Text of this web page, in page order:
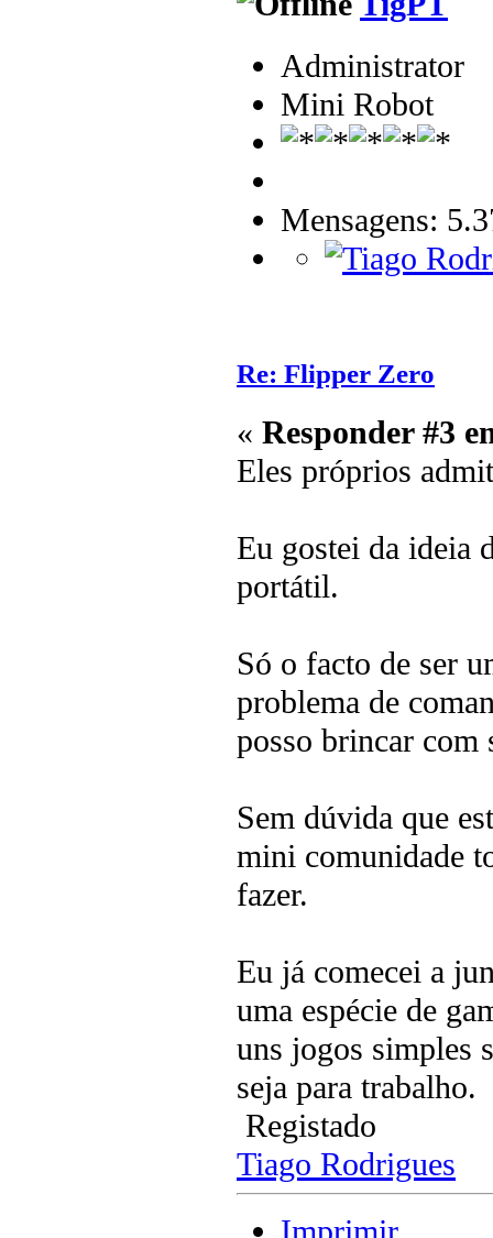
Administrator
Mini Robot
Mensagens:
Re: Flipper Zero
« Responder #3
Eles próprios
Eu gostei da ideia
portátil.
Só o facto de ser
problema de
posso brincar com
Sem dúvida que
mini comunidade
fazer.
Eu já comecei a
uma espécie de
uns jogos simples
seja para trabalho.
Registado
Tiago Rodrigues